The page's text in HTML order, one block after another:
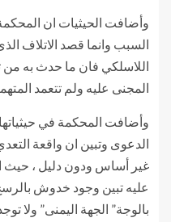
وأضافت الحيثيات ان المحكمة
السبب وانما قصد الاتلاف
اللاسلكي فان ما حدث به من
المجنى عليه ولم تتعمد
وأضافت المحكمة في
الدعوى وتبين ان واقعة
غير أساس ودون دليل ، حيث
عليه تبين وجود خدوش
بالوجة” الجهة اليمنى” ولا